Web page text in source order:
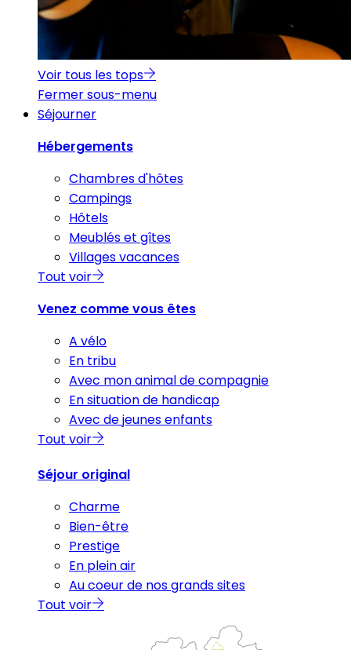
Voir tous les tops
Fermer sous-menu
Séjourner
Hébergements
Chambres d'hôtes
Campings
Hôtels
Meublés et gîtes
Villages vacances
Tout voir
Venez comme vous êtes
A vélo
En tribu
Avec mon animal de compagnie
En situation de handicap
Avec de jeunes enfants
Tout voir
Séjour original
Charme
Bien-être
Prestige
En plein air
Au coeur de nos grands sites
Tout voir